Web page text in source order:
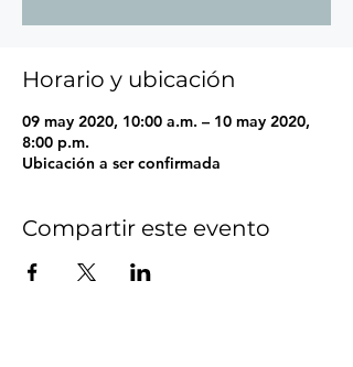
Horario y ubicación
09 may 2020, 10:00 a.m. – 10 may 2020,
8:00 p.m.
Ubicación a ser confirmada
Compartir este evento